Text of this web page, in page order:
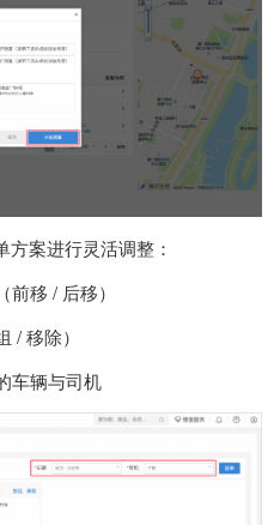
案进行灵活调整：
移 / 后移）
/ 移除）
车辆与司机